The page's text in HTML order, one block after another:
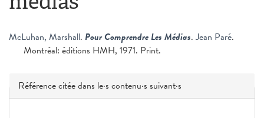
McLuhan, Marshall. Pour Comprendre Les Médias.Jean Paré.
Montréal: éditions HMH, 1971. Print.
Masquer
Référence citée dans le·s contenu·s suivant·s